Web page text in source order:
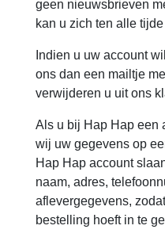
geen nieuwsbrieven
kan u zich ten alle
Indien u uw account
ons dan een mailtje
verwijderen u uit ons
Als u bij Hap Hap een
wij uw gegevens op
Hap Hap account
naam, adres,
aflevergegevens,
bestelling hoeft in te